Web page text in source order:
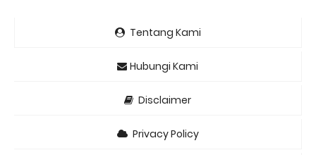
Tentang Kami
Hubungi Kami
Disclaimer
Privacy Policy